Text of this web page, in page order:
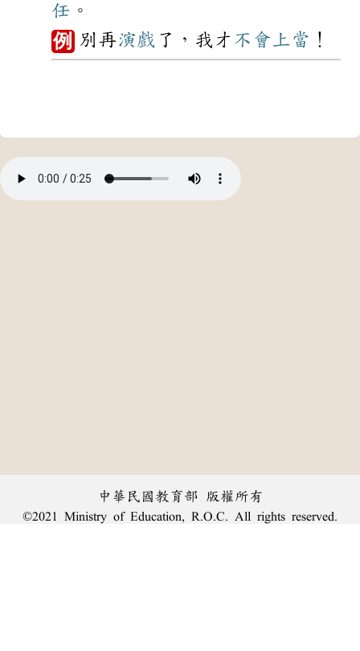
任 。
例 別再演戲 了，我才 不會 上當 ！
中華民國教育部 版權所有
©2021 Ministry of Education, R.O.C. All rights reserved.